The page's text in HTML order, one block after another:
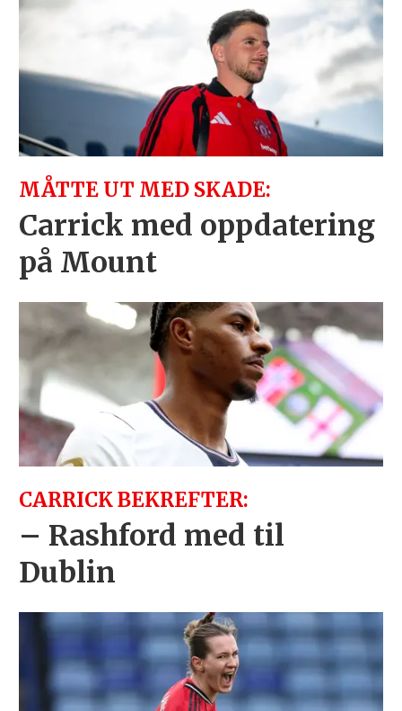
MÅTTE UT MED SKADE:
Carrick med oppdatering
på Mount
CARRICK BEKREFTER:
– Rashford med til
Dublin